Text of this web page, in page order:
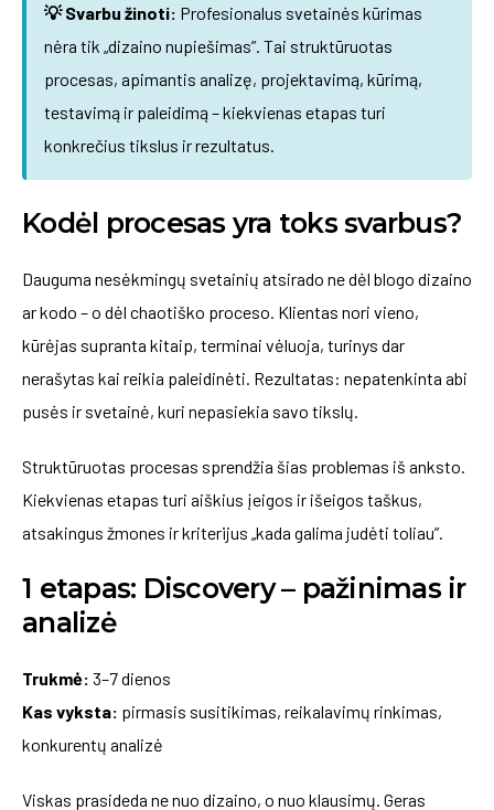
💡 Svarbu žinoti: Profesionalus svetainės kūrimas
nėra tik „dizaino nupiešimas”. Tai struktūruotas
procesas, apimantis analizę, projektavimą, kūrimą,
testavimą ir paleidimą – kiekvienas etapas turi
konkrečius tikslus ir rezultatus.
Kodėl procesas yra toks svarbus?
Dauguma nesėkmingų svetainių atsirado ne dėl blogo dizaino
ar kodo – o dėl chaotiško proceso. Klientas nori vieno,
kūrėjas supranta kitaip, terminai vėluoja, turinys dar
nerašytas kai reikia paleidinėti. Rezultatas: nepatenkinta abi
pusės ir svetainė, kuri nepasiekia savo tikslų.
Struktūruotas procesas sprendžia šias problemas iš anksto.
Kiekvienas etapas turi aiškius įeigos ir išeigos taškus,
atsakingus žmones ir kriterijus „kada galima judėti toliau”.
1 etapas: Discovery – pažinimas ir
analizė
Trukmė: 3–7 dienos
Kas vyksta: pirmasis susitikimas, reikalavimų rinkimas,
konkurentų analizė
Viskas prasideda ne nuo dizaino, o nuo klausimų. Geras